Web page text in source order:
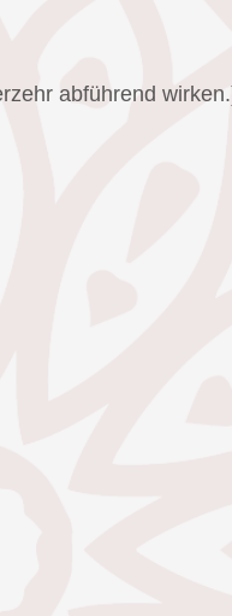
abführend